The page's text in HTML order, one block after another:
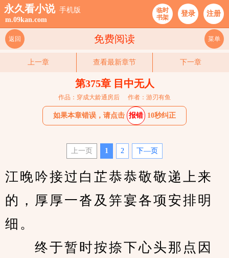
永久看小说 手机版
m.09kan.com
临时
书架
登录 注册
免费阅读
返回 菜单
上一章 查看最新章节 下一章
第375章 目中无人
作品：穿成大龄通房后 作者：游刃有鱼
如果本章错误，请点击 报错 10秒纠正
上一页 1 2 下—页
江晚吟接过白芷恭恭敬敬递上来
的，厚厚一沓及笄宴各项安排明
细。
终于暂时按捺下心头那点因